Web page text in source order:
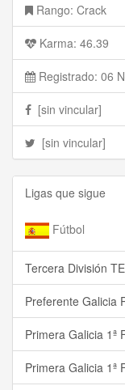
Rango: Crack
Karma: 46.39
Registrado: 06
[sin vincular]
[sin vincular]
Ligas que sigue
Fútbol
Tercera División
Preferente Galicia
Primera Galicia 1ª
Primera Galicia 1ª